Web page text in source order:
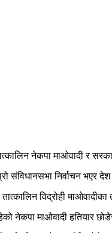
नेकपा माओवादी र
निर्वाचन भएर
विद्रोही
नेकपा माओवादी हतियार